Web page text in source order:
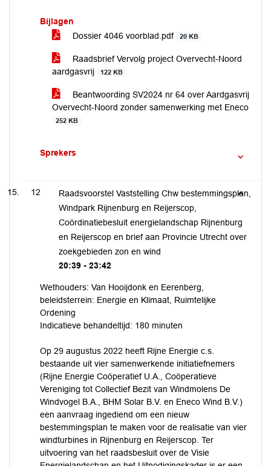
Bijlagen
Dossier 4046 voorblad.pdf
20 KB
Raadsbrief Vervolg project Overvecht-Noord
aardgasvrij
122 KB
Beantwoording SV2024 nr 64 over Aardgasvrij
Overvecht-Noord zonder samenwerking met Eneco
252 KB
Sprekers
12
Raadsvoorstel Vaststelling Chw bestemmingsplan,
Windpark Rijnenburg en Reijerscop,
Coördinatiebesluit energielandschap Rijnenburg
en Reijerscop en brief aan Provincie Utrecht over
zoekgebieden zon en wind
20:39 - 23:42
Wethouders: Van Hooijdonk en Eerenberg,
beleidsterrein: Energie en Klimaat, Ruimtelijke
Ordening
Indicatieve behandeltijd: 180 minuten
Op 29 augustus 2022 heeft Rijne Energie c.s.
bestaande uit vier samenwerkende initiatiefnemers
(Rijne Energie Coöperatief U.A., Coöperatieve
Vereniging tot Collectief Bezit van Windmolens De
Windvogel B.A., BHM Solar B.V. en Eneco Wind B.V.)
een aanvraag ingediend om een nieuw
bestemmingsplan te maken voor de realisatie van vier
windturbines in Rijnenburg en Reijerscop. Ter
uitvoering van het raadsbesluit over de Visie